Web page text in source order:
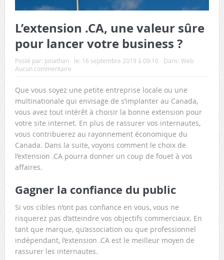
L’extension .CA, une valeur sûre
pour lancer votre business ?
Posté par: Jonathan le: 16 septembre 2019 à 09:10 Dans: Web
Aucun commentaire
Que vous soyez une petite entreprise locale ou une
multinationale qui envisage de s’implanter au Canada,
vous avez tout intérêt à choisir la bonne extension pour
votre site internet. En plus de rassurer vos internautes,
vous contribuerez au rayonnement économique du
Canada. Dans la suite, voyons comment le choix de
l’extension .CA pourra donner un coup de fouet à vos
affaires.
Gagner la confiance du public
Si vos cibles n’ont pas confiance en vous, vous ne
risquerez pas d’atteindre vos objectifs commerciaux. En
tant que marque, qu’association ou que professionnel
indépendant, l’extension .CA est le meilleur moyen de
rassurer les internautes.